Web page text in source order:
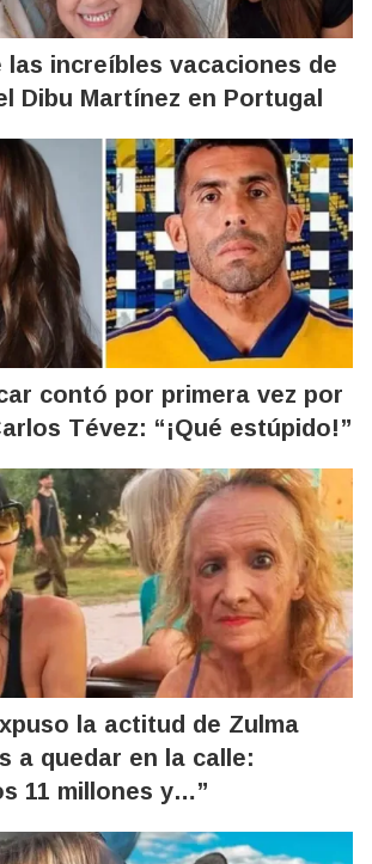
increíbles vacaciones de
Dibu Martínez en Portugal
contó por primera vez por
Tévez: “¡Qué estúpido!”
la actitud de Zulma
a quedar en la calle:
11 millones y…”